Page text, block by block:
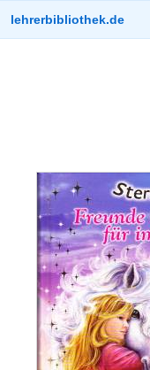
lehrerbibliothek.de